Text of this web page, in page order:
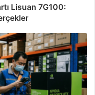
Lisuan 7G100: